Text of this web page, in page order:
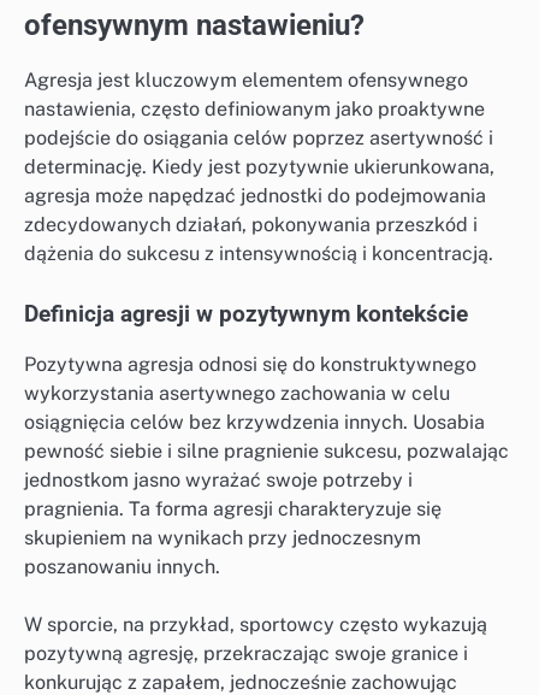
ofensywnym nastawieniu?
Agresja jest kluczowym elementem ofensywnego
nastawienia, często definiowanym jako proaktywne
podejście do osiągania celów poprzez asertywność i
determinację. Kiedy jest pozytywnie ukierunkowana,
agresja może napędzać jednostki do podejmowania
zdecydowanych działań, pokonywania przeszkód i
dążenia do sukcesu z intensywnością i koncentracją.
Definicja agresji w pozytywnym kontekście
Pozytywna agresja odnosi się do konstruktywnego
wykorzystania asertywnego zachowania w celu
osiągnięcia celów bez krzywdzenia innych. Uosabia
pewność siebie i silne pragnienie sukcesu, pozwalając
jednostkom jasno wyrażać swoje potrzeby i
pragnienia. Ta forma agresji charakteryzuje się
skupieniem na wynikach przy jednoczesnym
poszanowaniu innych.
W sporcie, na przykład, sportowcy często wykazują
pozytywną agresję, przekraczając swoje granice i
konkurując z zapałem, jednocześnie zachowując